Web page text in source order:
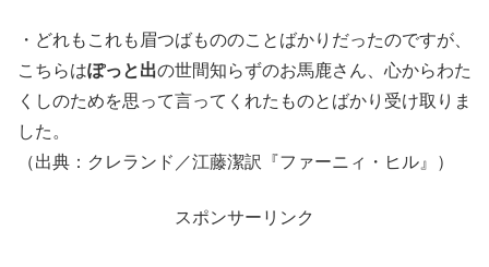
・どれもこれも眉つばもののことばかりだったのですが、
こちらはぽっと出の世間知らずのお馬鹿さん、心からわた
くしのためを思って言ってくれたものとばかり受け取りま
した。
（出典：クレランド／江藤潔訳『ファーニィ・ヒル』）
スポンサーリンク